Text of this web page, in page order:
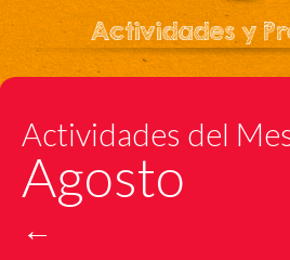
Actividades y